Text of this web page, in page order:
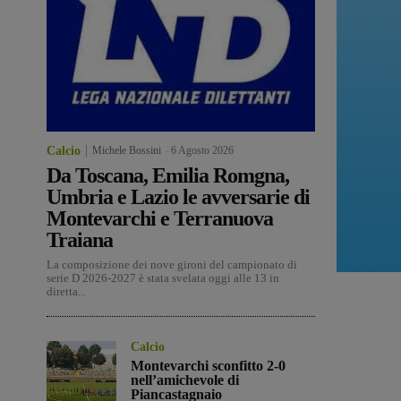
Calcio Michele Bossini 6 Agosto 2026
Da Toscana, Emilia Romgna,
Umbria e Lazio le avversarie di
Montevarchi e Terranuova
Traiana
La composizione dei nove gironi del campionato di
serie D 2026-2027 è stata svelata oggi alle 13 in
diretta...
Calcio
Montevarchi sconfitto 2-0
nell’amichevole di
Piancastagnaio